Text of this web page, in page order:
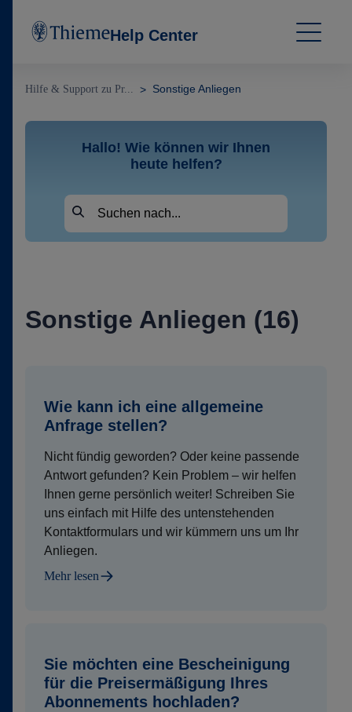
Help Center
Hilfe & Support zu Pr... Sonstige Anliegen
Hallo! Wie können wir Ihnen
heute helfen?
Sonstige Anliegen (16)
Wie kann ich eine allgemeine
Anfrage stellen?
Nicht fündig geworden? Oder keine passende
Antwort gefunden? Kein Problem – wir helfen
Ihnen gerne persönlich weiter! Schreiben Sie
uns einfach mit Hilfe des untenstehenden
Kontaktformulars und wir kümmern uns um Ihr
Anliegen.
Mehr lesen
Sie möchten eine Bescheinigung
für die Preisermäßigung Ihres
Abonnements hochladen?